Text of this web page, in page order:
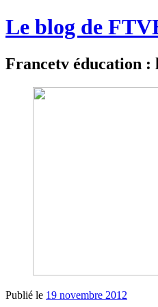
Le blog de
Francetv éducation :
Publié le 19 novembre 2012